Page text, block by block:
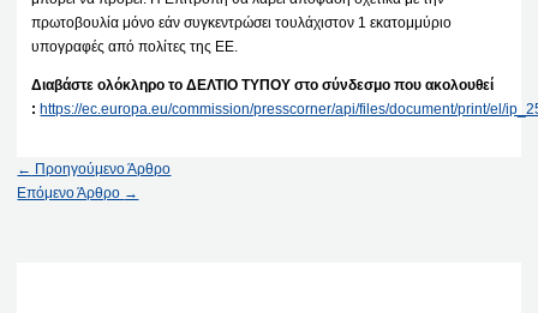
πρωτοβουλία μόνο εάν συγκεντρώσει τουλάχιστον 1 εκατομμύριο
υπογραφές από πολίτες της ΕΕ.
Διαβάστε ολόκληρο το ΔΕΛΤΙΟ ΤΥΠΟΥ στο σύνδεσμο που ακολουθεί
: https://ec.europa.eu/commission/presscorner/api/files/document/print/el/
← Προηγούμενο Άρθρο
Επόμενο Άρθρο →